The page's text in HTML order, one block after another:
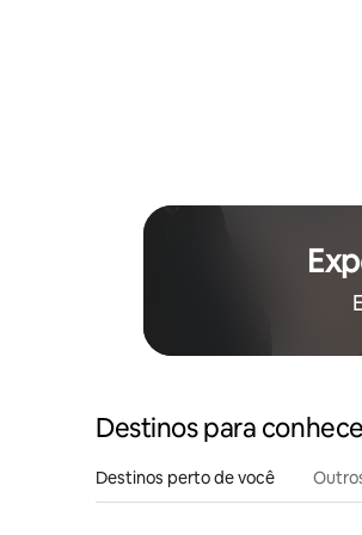
Destinos para
Destinos perto de você